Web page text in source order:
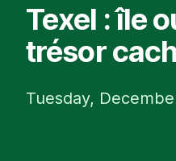
Texel : île
trésor
Tuesday,